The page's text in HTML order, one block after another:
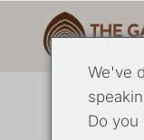
We've
Do you